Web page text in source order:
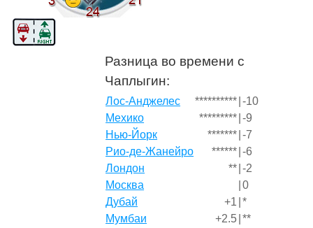
Разница во времени с
Чаплыгин:
Лос-Анджелес ********** -10
Мехико
********* -9
Нью-Йорк
******* -7
Рио-де-Жанейро
****** -6
Лондон
** -2
Москва
0
Дубай
+1 *
Мумбаи
+2.5 **